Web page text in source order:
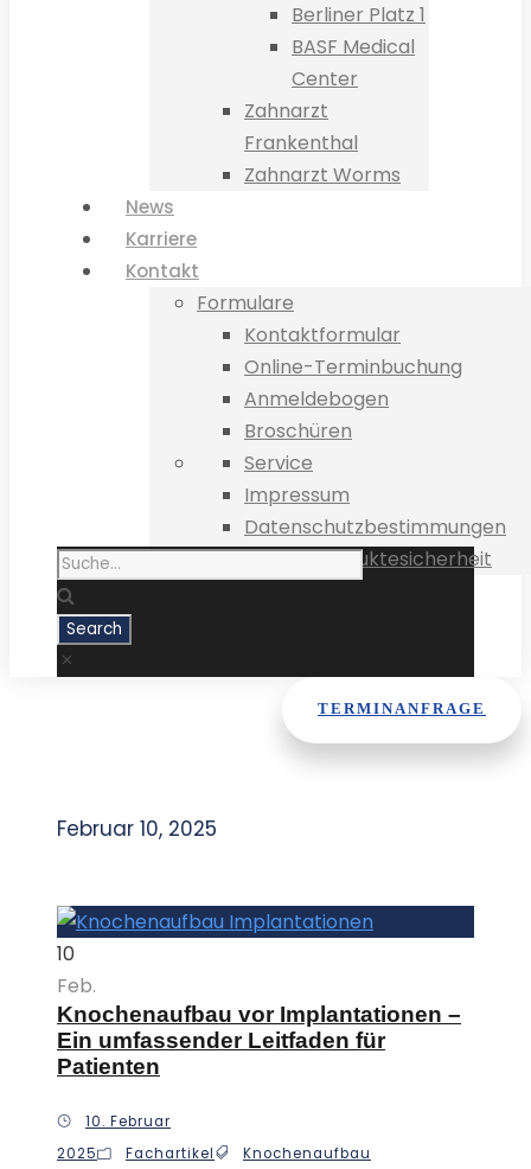
Berliner Platz 1
BASF Medical
Center
Zahnarzt
Frankenthal
Zahnarzt Worms
News
Karriere
Kontakt
Formulare
Kontaktformular
Online-Terminbuchung
Anmeldebogen
Broschüren
Service
Impressum
Datenschutzbestimmungen
Medizinproduktesicherheit
TERMINANFRAGE
Februar 10, 2025
10
Feb.
Knochenaufbau vor Implantationen –
Ein umfassender Leitfaden für
Patienten
10. Februar
2025
Fachartikel Knochenaufbau